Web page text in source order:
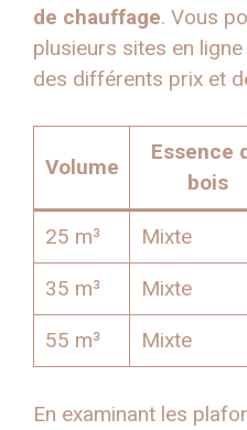
de chauffage. Vous
plusieurs sites en
des différents prix et
Volume
Essence
bois
25 m³ Mixte
35 m³ Mixte
55 m³ Mixte
En examinant les